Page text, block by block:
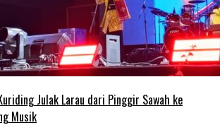
Julak Larau dari Pinggir Sawah ke
Musik